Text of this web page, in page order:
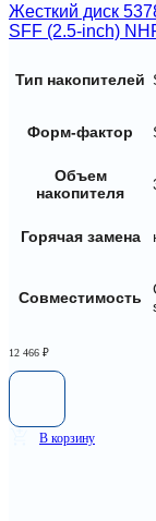
Жесткий диск
SFF (2.5-inch)
Тип накопителей
Форм-фактор
Объем
накопителя
Горячая замена
Совместимость
12 466 ₽
В корзину